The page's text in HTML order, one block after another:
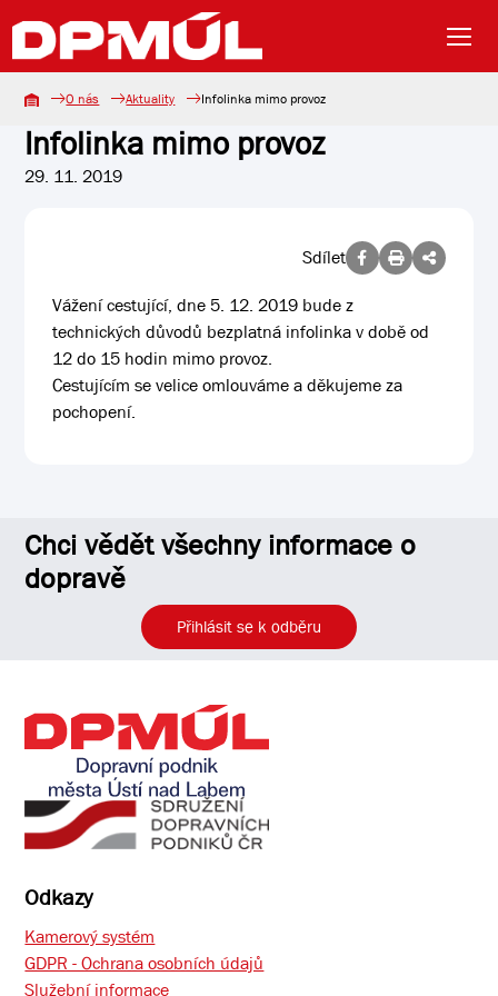
O nás Aktuality Infolinka mimo provoz
Infolinka mimo provoz
29. 11. 2019
Sdílet
Vážení cestující, dne 5. 12. 2019 bude z
technických důvodů bezplatná infolinka v době od
12 do 15 hodin mimo provoz.
Cestujícím se velice omlouváme a děkujeme za
pochopení.
Chci vědět všechny informace o
dopravě
Přihlásit se k odběru
Odkazy
Kamerový systém
GDPR - Ochrana osobních údajů
Služební informace